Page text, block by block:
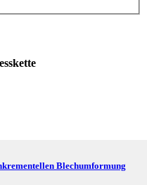
Blechumformung